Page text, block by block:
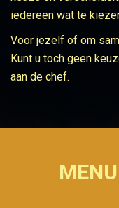
iedereen wat te
Voor jezelf of om
Kunt u toch geen
aan de chef.